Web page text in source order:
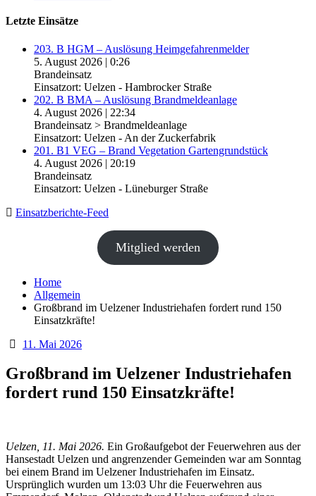
Letzte Einsätze
203. B HGM – Auslösung Heimgefahrenmelder
5. August 2026 | 0:26
Brandeinsatz
Einsatzort: Uelzen - Hambrocker Straße
202. B BMA – Auslösung Brandmeldeanlage
4. August 2026 | 22:34
Brandeinsatz > Brandmeldeanlage
Einsatzort: Uelzen - An der Zuckerfabrik
201. B1 VEG – Brand Vegetation Gartengrundstück
4. August 2026 | 20:19
Brandeinsatz
Einsatzort: Uelzen - Lüneburger Straße
Einsatzberichte-Feed
Mitglied werden
Home
Allgemein
Großbrand im Uelzener Industriehafen fordert rund 150
Einsatzkräfte!
11. Mai 2026
Großbrand im Uelzener Industriehafen
fordert rund 150 Einsatzkräfte!
Uelzen, 11. Mai 2026. Ein Großaufgebot der Feuerwehren aus der
Hansestadt Uelzen und angrenzender Gemeinden war am Sonntag
bei einem Brand im Uelzener Industriehafen im Einsatz.
Ursprünglich wurden um 13:03 Uhr die Feuerwehren aus